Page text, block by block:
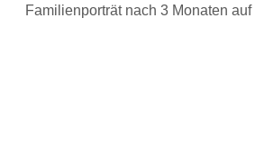
Familienporträt nach 3 Monaten auf